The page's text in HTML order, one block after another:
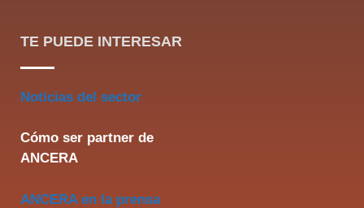
TE PUEDE INTERESAR
Noticias del sector
Cómo ser partner de
ANCERA
ANCERA en la prensa